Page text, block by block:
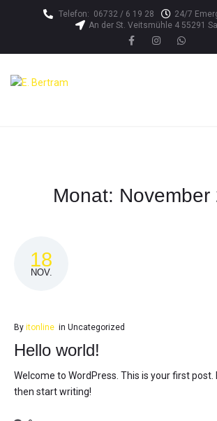
Telefon: 06732 / 6 19 28
24/7
An der St. Veitsmühle 4 55291
Monat: November
18
NOV.
By itonline in Uncategorized
Hello world!
Welcome to WordPress. This is your first post.
then start writing!